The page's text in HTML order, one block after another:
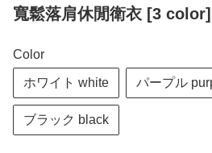
寬鬆落肩休閒衛衣 [3
Color
ホワイト white パープル
ブラック black